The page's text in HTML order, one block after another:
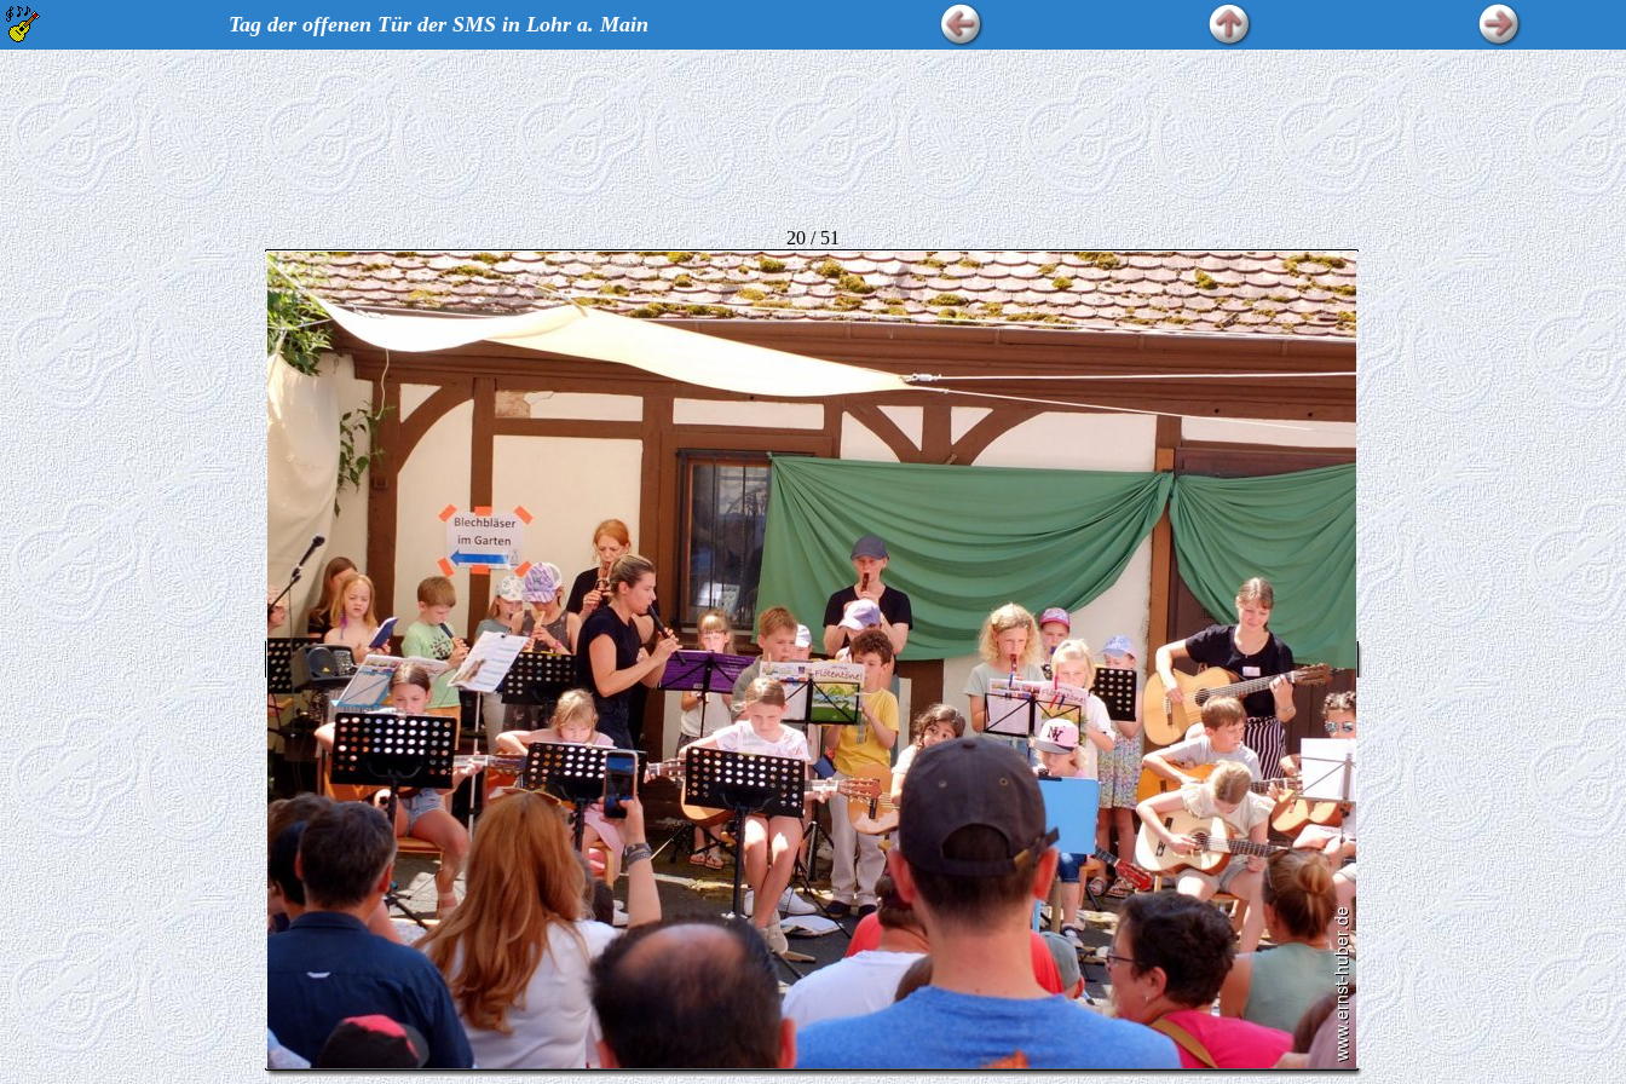
Tag der offenen Tür der SMS in Lohr a. Main
20 / 51